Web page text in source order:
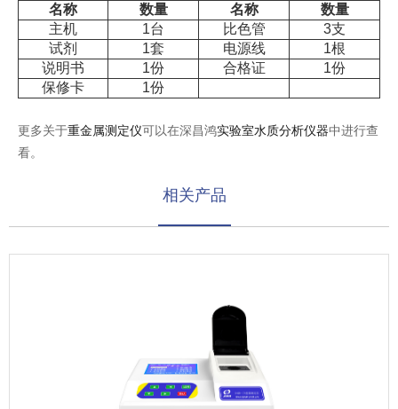
名称 数量 名称
数量
主机
1台 比色管
3支
试剂
1套 电源线
1根
说明书
1份 合格证
1份
保修卡
1份
更多关于重金属测定仪可以在深昌鸿实验室水质分析仪器中进行查
看。
相关产品